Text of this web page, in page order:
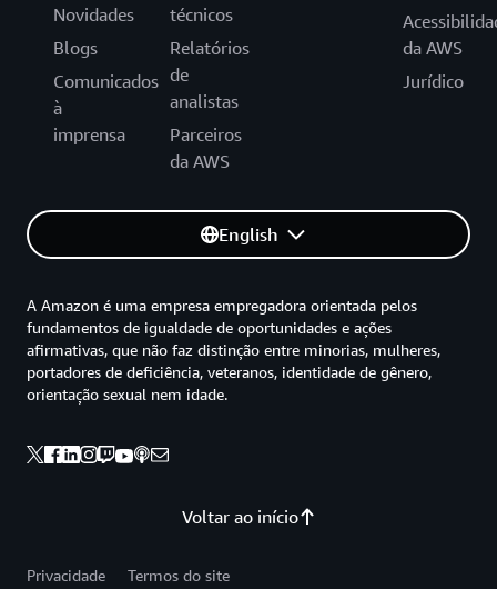
Novidades
Blogs
Comunicados
à
imprensa
técnicos
Relatórios
de
analistas
Parceiros
da AWS
da AWS
Jurídico
English
Voltar ao início
A Amazon é uma empresa empregadora orientada pelos
fundamentos de igualdade de oportunidades e ações
afirmativas, que não faz distinção entre minorias, mulheres,
portadores de deficiência, veteranos, identidade de gênero,
orientação sexual nem idade.
Privacidade Termos do site